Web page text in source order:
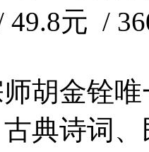
49.8元 /
胡金铨
典诗词